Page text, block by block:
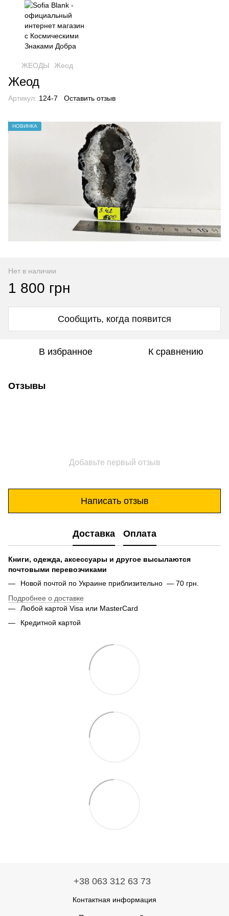
ЖЕОДЫ Жеод
Жеод
Артикул: 124-7 Оставить отзыв
НОВИНКА
Нет в наличии
1 800 грн
Сообщить, когда появится
В избранное К сравнению
Отзывы
Добавьте первый отзыв
Написать отзыв
Доставка Оплата
Книги, одежда, аксессуары и другое высылаются
почтовыми перевозчиками
Новой почтой по Украине приблизительно — 70 грн.
Подробнее о доставке
Любой картой Visa или MasterCard
Кредитной картой
+38 063 312 63 73
Контактная информация